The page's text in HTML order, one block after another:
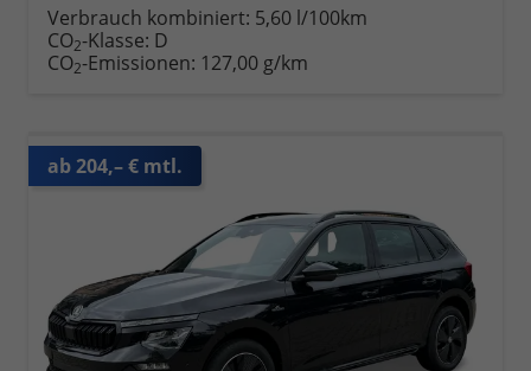
Verbrauch kombiniert: 5,60 l/100km
CO2-Klasse: D
CO2-Emissionen: 127,00 g/km
ab 204,– € mtl.